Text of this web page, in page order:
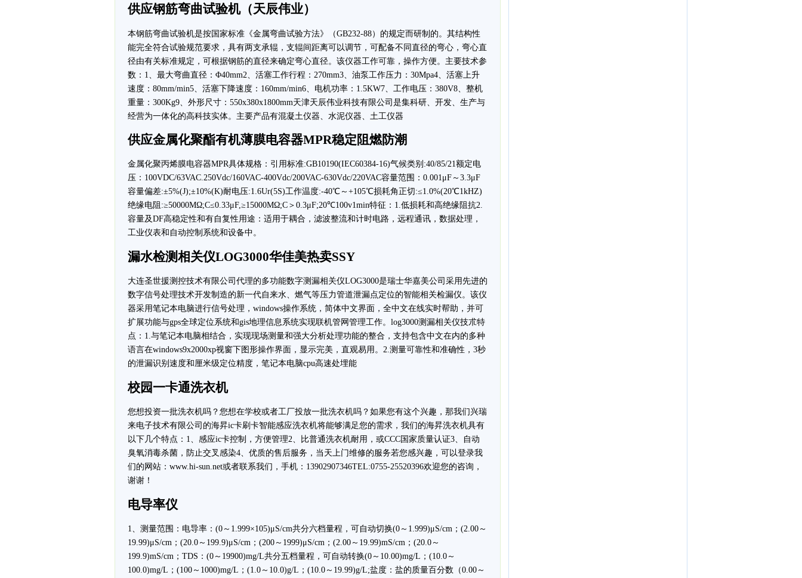
供应钢筋弯曲试验机（天辰伟业）
本钢筋弯曲试验机是按国家标准《金属弯曲试验方法》（GB232-88）的规定而研制的。其结构性
能完全符合试验规范要求，具有两支承辊，支辊间距离可以调节，可配备不同直径的弯心，弯心直
径由有关标准规定，可根据钢筋的直径来确定弯心直径。该仪器工作可靠，操作方便。主要技术参
数：1、最大弯曲直径：Φ40mm2、活塞工作行程：270mm3、油泵工作压力：30Mpa4、活塞上升
速度：80mm/min5、活塞下降速度：160mm/min6、电机功率：1.5KW7、工作电压：380V8、整机
重量：300Kg9、外形尺寸：550x380x1800mm天津天辰伟业科技有限公司是集科研、开发、生产与
经营为一体化的高科技实体。主要产品有混凝土仪器、水泥仪器、土工仪器
供应金属化聚酯有机薄膜电容器MPR稳定阻燃防潮
金属化聚丙烯膜电容器MPR具体规格：引用标准:GB10190(IEC60384-16)气候类别:40/85/21额定电
压：100VDC/63VAC.250Vdc/160VAC-400Vdc/200VAC-630Vdc/220VAC容量范围：0.001μF～3.3μF
容量偏差:±5%(J);±10%(K)耐电压:1.6Ur(5S)工作温度:-40℃～+105℃损耗角正切:≤1.0%(20℃1kHZ)
绝缘电阻:≥50000MΩ;C≤0.33μF,≥15000MΩ;C＞0.3μF;20℃100v1min特征：1.低损耗和高绝缘阻抗2.
容量及DF高稳定性和有自复性用途：适用于耦合，滤波整流和计时电路，远程通讯，数据处理，
工业仪表和自动控制系统和设备中。
漏水检测相关仪LOG3000华佳美热卖SSY
大连圣世援测控技术有限公司代理的多功能数字测漏相关仪LOG3000是瑞士华嘉美公司采用先进的
数字信号处理技术开发制造的新一代自来水、燃气等压力管道泄漏点定位的智能相关检漏仪。该仪
器采用笔记本电脑进行信号处理，windows操作系统，简体中文界面，全中文在线实时帮助，并可
扩展功能与gps全球定位系统和gis地理信息系统实现联机管网管理工作。log3000测漏相关仪技朮特
点：1.与笔记本电脑相结合，实现现场测量和强大分析处理功能的整合，支持包含中文在内的多种
语言在windows9x2000xp视窗下图形操作界面，显示完美，直观易用。2.测量可靠性和准确性，3秒
的泄漏识别速度和厘米级定位精度，笔记本电脑cpu高速处埋能
校园一卡通洗衣机
您想投资一批洗衣机吗？您想在学校或者工厂投放一批洗衣机吗？如果您有这个兴趣，那我们兴瑞
来电子技术有限公司的海昇ic卡刷卡智能感应洗衣机将能够满足您的需求，我们的海昇洗衣机具有
以下几个特点：1、感应ic卡控制，方便管理2、比普通洗衣机耐用，或CCC国家质量认证3、自动
臭氧消毒杀菌，防止交叉感染4、优质的售后服务，当天上门维修的服务若您感兴趣，可以登录我
们的网站：www.hi-sun.net或者联系我们，手机：13902907346TEL:0755-25520396欢迎您的咨询，
谢谢！
电导率仪
1、测量范围：电导率：(0～1.999×105)μS/cm共分六档量程，可自动切换(0～1.999)μS/cm；(2.00～
19.99)μS/cm；(20.0～199.9)μS/cm；(200～1999)μS/cm；(2.00～19.99)mS/cm；(20.0～
199.9)mS/cm；TDS：(0～19900)mg/L共分五档量程，可自动转换(0～10.00)mg/L；(10.0～
100.0)mg/L；(100～1000)mg/L；(1.0～10.0)g/L；(10.0～19.99)g/L;盐度：盐的质量百分数（0.00～